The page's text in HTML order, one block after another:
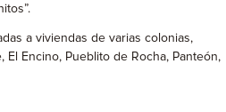
a viviendas de varias colonias,
El Encino, Pueblito de Rocha, Panteón,